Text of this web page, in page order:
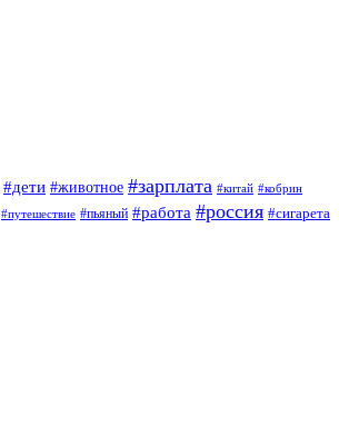
#дети #животное #зарплата #китай #кобрин
#путешествие #пьяный #работа #россия #сигарета